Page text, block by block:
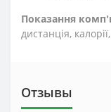
Показання
дистанція,
Отзывы